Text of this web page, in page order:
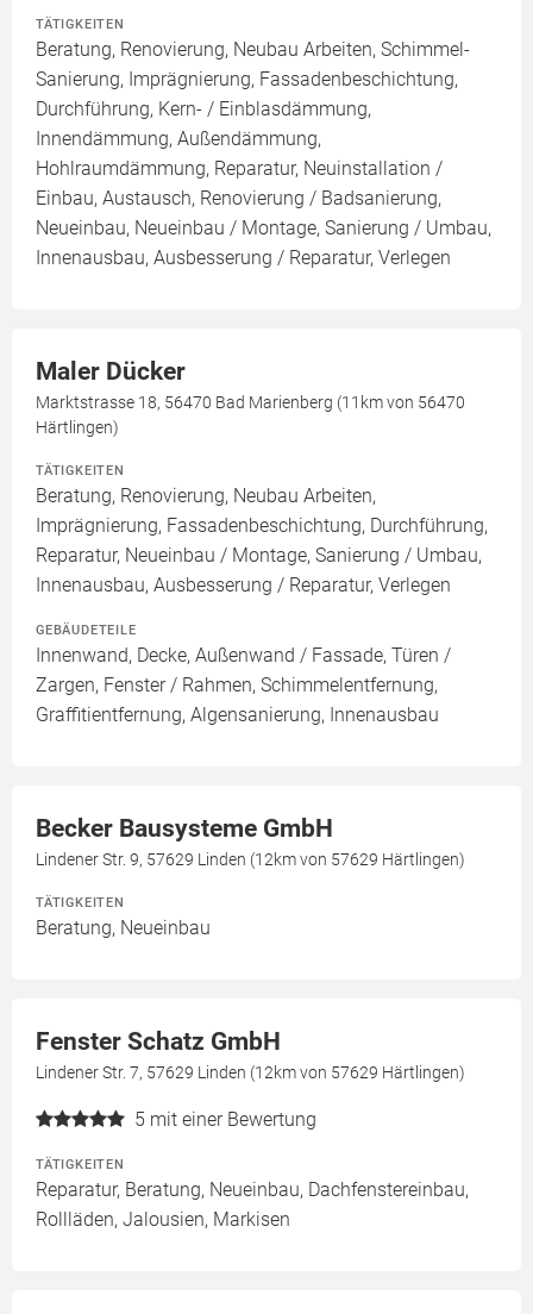
TÄTIGKEITEN
Beratung, Renovierung, Neubau Arbeiten, Schimmel-
Sanierung, Imprägnierung, Fassadenbeschichtung,
Durchführung, Kern- / Einblasdämmung,
Innendämmung, Außendämmung,
Hohlraumdämmung, Reparatur, Neuinstallation /
Einbau, Austausch, Renovierung / Badsanierung,
Neueinbau, Neueinbau / Montage, Sanierung / Umbau,
Innenausbau, Ausbesserung / Reparatur, Verlegen
Maler Dücker
Marktstrasse 18, 56470 Bad Marienberg (11km von 56470
Härtlingen)
TÄTIGKEITEN
Beratung, Renovierung, Neubau Arbeiten,
Imprägnierung, Fassadenbeschichtung, Durchführung,
Reparatur, Neueinbau / Montage, Sanierung / Umbau,
Innenausbau, Ausbesserung / Reparatur, Verlegen
GEBÄUDETEILE
Innenwand, Decke, Außenwand / Fassade, Türen /
Zargen, Fenster / Rahmen, Schimmelentfernung,
Graffitientfernung, Algensanierung, Innenausbau
Becker Bausysteme GmbH
Lindener Str. 9, 57629 Linden (12km von 57629 Härtlingen)
TÄTIGKEITEN
Beratung, Neueinbau
Fenster Schatz GmbH
Lindener Str. 7, 57629 Linden (12km von 57629 Härtlingen)
5 mit einer Bewertung
TÄTIGKEITEN
Reparatur, Beratung, Neueinbau, Dachfenstereinbau,
Rollläden, Jalousien, Markisen